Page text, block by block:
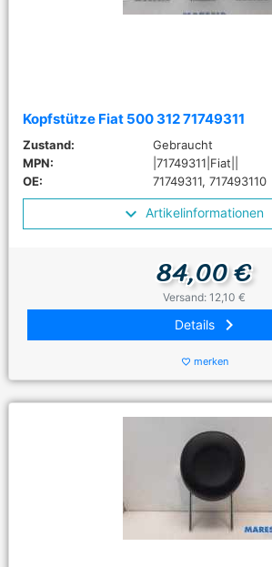
Kopfstütze Fiat 500 312 71749311
Zustand:
Gebraucht
MPN:
|71749311|Fiat||
OE:
71749311, 717493110
Artikelinformationen
84,00 €
Versand: 12,10 €
Details keyboard_arrow_right
favorite_border merken